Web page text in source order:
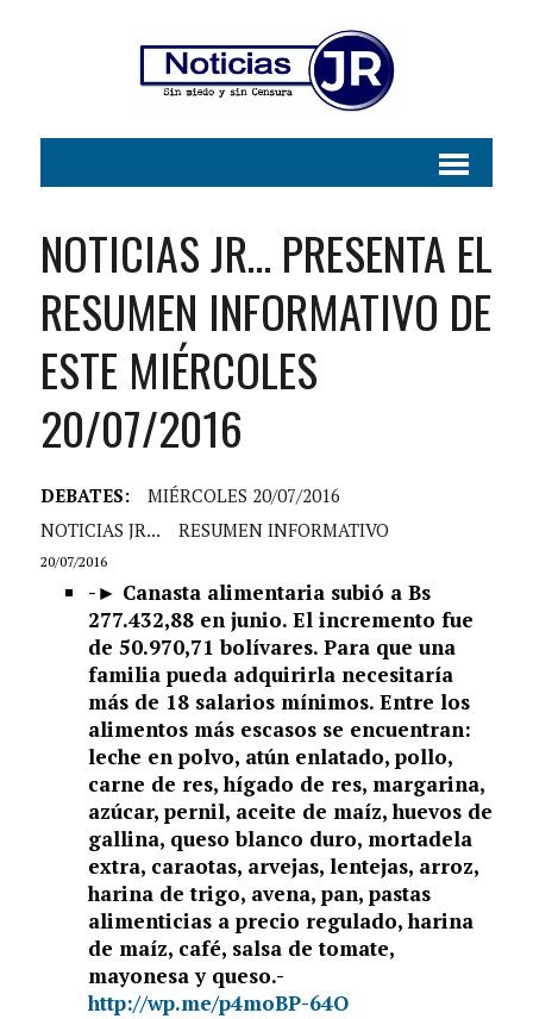
NOTICIAS JR… PRESENTA EL
RESUMEN INFORMATIVO DE
ESTE MIÉRCOLES
20/07/2016
DEBATES:
MIÉRCOLES 20/07/2016
NOTICIAS JR...
RESUMEN INFORMATIVO
20/07/2016
-► Canasta alimentaria subió a Bs
277.432,88 en junio. El incremento fue
de 50.970,71 bolívares. Para que una
familia pueda adquirirla necesitaría
más de 18 salarios mínimos. Entre los
alimentos más escasos se encuentran:
leche en polvo, atún enlatado, pollo,
carne de res, hígado de res, margarina,
azúcar, pernil, aceite de maíz, huevos de
gallina, queso blanco duro, mortadela
extra, caraotas, arvejas, lentejas, arroz,
harina de trigo, avena, pan, pastas
alimenticias a precio regulado, harina
de maíz, café, salsa de tomate,
mayonesa y queso.-
http://wp.me/p4moBP-64O